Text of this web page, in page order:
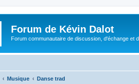
Forum de Kévin Dalot
Forum communautaire de discussion, d'échange et
Musique Danse trad